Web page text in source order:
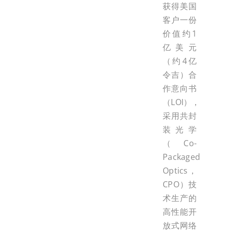
获得美国
客户一份
价值约1
亿美元
（约4亿
令吉）合
作意向书
（LOI），
采用共封
装光学
（Co-
Packaged
Optics，
CPO）技
术生产的
高性能开
放式网络